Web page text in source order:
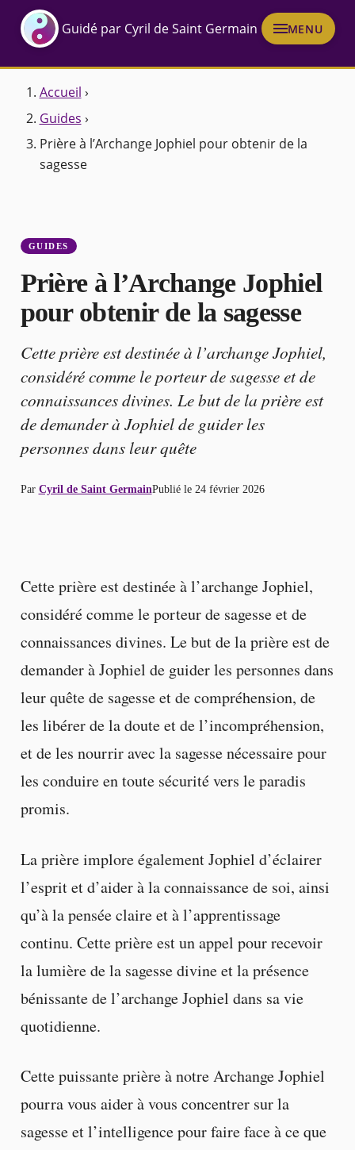
Guidé par Cyril de Saint Germain MENU
Accueil ›
Guides ›
Prière à l’Archange Jophiel pour obtenir de la
sagesse
GUIDES
Prière à l’Archange Jophiel
pour obtenir de la sagesse
Cette prière est destinée à l’archange Jophiel,
considéré comme le porteur de sagesse et de
connaissances divines. Le but de la prière est
de demander à Jophiel de guider les
personnes dans leur quête
Par Cyril de Saint GermainPublié le 24 février 2026
Cette prière est destinée à l’archange Jophiel,
considéré comme le porteur de sagesse et de
connaissances divines. Le but de la prière est de
demander à Jophiel de guider les personnes dans
leur quête de sagesse et de compréhension, de
les libérer de la doute et de l’incompréhension,
et de les nourrir avec la sagesse nécessaire pour
les conduire en toute sécurité vers le paradis
promis.
La prière implore également Jophiel d’éclairer
l’esprit et d’aider à la connaissance de soi, ainsi
qu’à la pensée claire et à l’apprentissage
continu. Cette prière est un appel pour recevoir
la lumière de la sagesse divine et la présence
bénissante de l’archange Jophiel dans sa vie
quotidienne.
Cette puissante prière à notre Archange Jophiel
pourra vous aider à vous concentrer sur la
sagesse et l’intelligence pour faire face à ce que